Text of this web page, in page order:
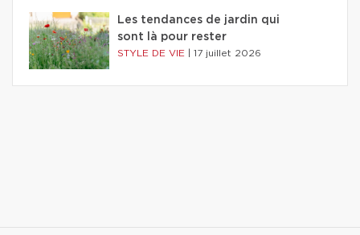
Les tendances de jardin qui
sont là pour rester
STYLE DE VIE 17 juillet 2026